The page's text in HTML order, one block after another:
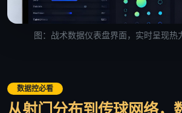
数据控必看
从射门分布到传球网络，
图：战术数据仪表盘界面，实时呈现热